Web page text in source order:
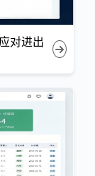
对进出